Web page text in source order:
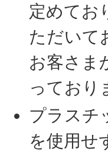
定めてお
ただいて
お客さま
っており
プラスチ
を使用せ